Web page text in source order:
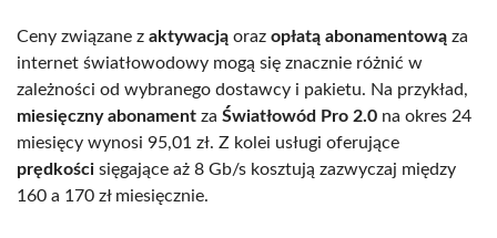
Ceny związane z aktywacją oraz opłatą abonamentową za
internet światłowodowy mogą się znacznie różnić w
zależności od wybranego dostawcy i pakietu. Na przykład,
miesięczny abonament za Światłowód Pro 2.0 na okres 24
miesięcy wynosi 95,01 zł. Z kolei usługi oferujące
prędkości sięgające aż 8 Gb/s kosztują zazwyczaj między
160 a 170 zł miesięcznie.